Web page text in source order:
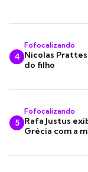
4
Fofocalizando
Nicolas
do filho
5
Fofocalizando
Rafa Justus
Grécia com a